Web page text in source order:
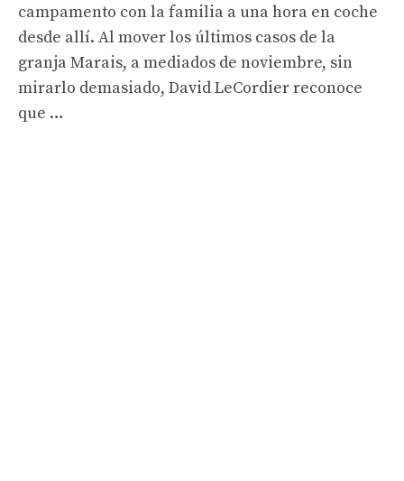
campamento con la familia a una hora en coche
desde allí. Al mover los últimos casos de la
granja Marais, a mediados de noviembre, sin
mirarlo demasiado, David LeCordier reconoce
que …